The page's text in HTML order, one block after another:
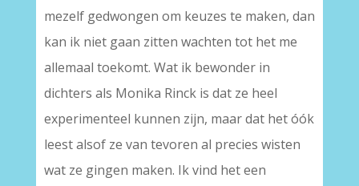
mezelf gedwongen om keuzes te maken, dan
kan ik niet gaan zitten wachten tot het me
allemaal toekomt. Wat ik bewonder in
dichters als Monika Rinck is dat ze heel
experimenteel kunnen zijn, maar dat het óók
leest alsof ze van tevoren al precies wisten
wat ze gingen maken. Ik vind het een